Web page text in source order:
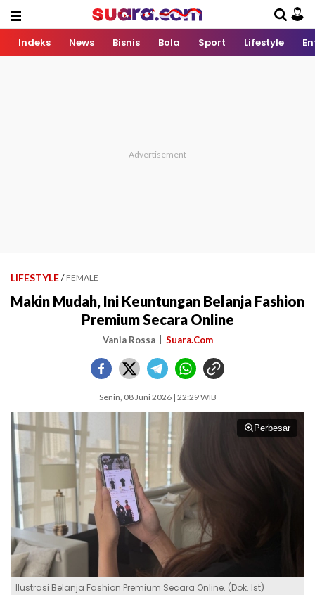
Indeks News Bisnis Bola Sport Lifestyle
LIFESTYLE / FEMALE
Makin Mudah, Ini Keuntungan Belanja Fashion
Premium Secara Online
Vania Rossa Suara.Com
Senin, 08 Juni 2026 | 22:29 WIB
Perbesar
Ilustrasi Belanja Fashion Premium Secara Online. (Dok. Ist)